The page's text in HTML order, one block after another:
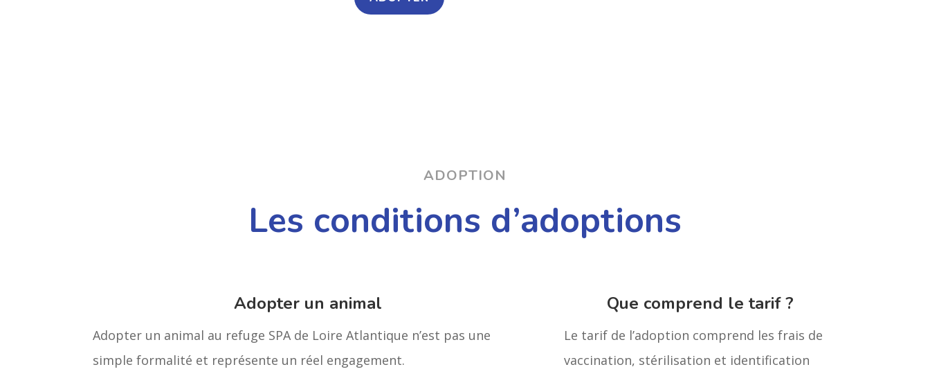
ADOPTION
Les conditions d’adoptions
Adopter un animal
Adopter un animal au refuge SPA de Loire Atlantique n’est pas une
simple formalité et représente un réel engagement.
Que comprend le tarif ?
Le tarif de l’adoption comprend les frais de
vaccination, stérilisation et identification